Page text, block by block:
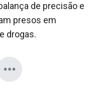
de precisão e
presos em
drogas.